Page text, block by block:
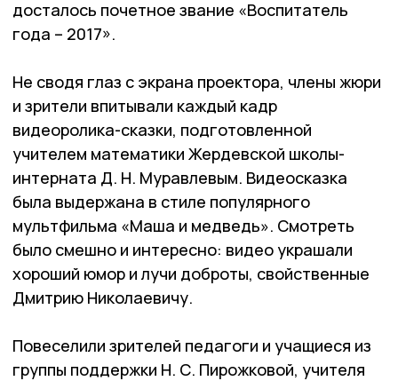
досталось почетное звание «Воспитатель
года – 2017».
Не сводя глаз с экрана проектора, члены жюри
и зрители впитывали каждый кадр
видеоролика-сказки, подготовленной
учителем математики Жердевской школы-
интерната Д. Н. Муравлевым. Видеосказка
была выдержана в стиле популярного
мультфильма «Маша и медведь». Смотреть
было смешно и интересно: видео украшали
хороший юмор и лучи доброты, свойственные
Дмитрию Николаевичу.
Повеселили зрителей педагоги и учащиеся из
группы поддержки Н. С. Пирожковой, учителя